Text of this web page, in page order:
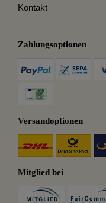
Kontakt
Zahlungsoptionen
Versandoptionen
Mitglied bei